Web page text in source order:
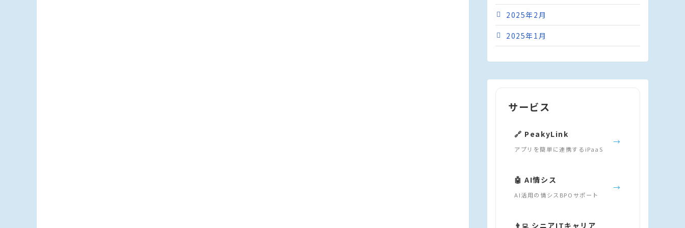
2025年2月
2025年1月
サービス
🔗 PeakyLink
アプリを簡単に連携するiPaaS
→
🤖 AI情シス
AI活用の情シスBPOサポート
→
👨‍💻 シニアITキャリア